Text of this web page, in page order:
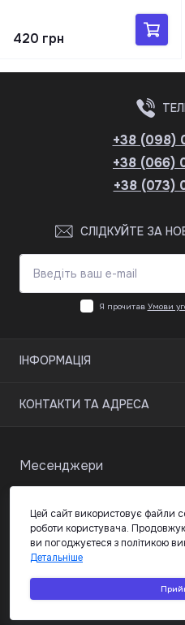
420 грн
+38 (098)
+38 (066)
+38 (073)
СЛІДКУЙТЕ ЗА
Я прочитав Умови
ІНФОРМАЦІЯ
Відгуки
Виробники
КОНТАКТИ ТА АДРЕСА
info@stage-auto.com.ua
Месенджери
Зроблено в
Цей сайт використовує файли
роботи користувача.
ви погоджуєтеся з політикою
Детальніше